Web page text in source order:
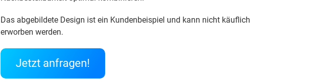
Das abgebildete Design ist ein Kundenbeispiel und kann nicht käuflich
erworben werden.
Jetzt anfragen!